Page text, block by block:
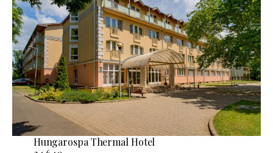
Hungarospa Thermal Hotel